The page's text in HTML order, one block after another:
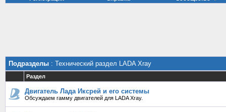
Подразделы : Технический раздел LADA Xray
Раздел
Двигатель Лада Иксрей и его системы
Обсуждаем гамму двигателей для LADA Xray.